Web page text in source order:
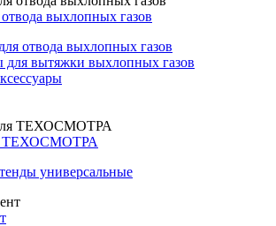
выхлопных газов
отвода выхлопных газов
для вытяжки выхлопных газов
ТЕХОСМОТРА
универсальные